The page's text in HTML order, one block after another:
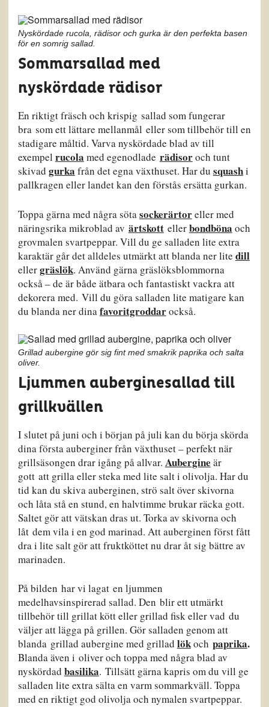
Nyskördade rucola, rädisor och gurka är den perfekta basen
för en somrig sallad.
Sommarsallad med
nyskördade rädisor
En riktigt fräsch och krispig sallad som fungerar
bra som ett lättare mellanmål eller som tillbehör till en
stadigare måltid. Varva nyskördade blad av till
exempel rucola med egenodlade rädisoroch tunt
skivad gurka från det egna växthuset. Har du squashi
pallkragen eller landet kan den förstås ersätta gurkan.
Toppa gärna med några sötasockerärtoreller med
näringsrika mikroblad av ärtskottellerbondböna och
grovmalen svartpeppar. Vill du ge salladen lite extra
karaktär går det alldeles utmärkt att blanda ner lite dill
ellergräslök. Använd gärna gräslöksblommorna
också – de är både ätbara och fantastiskt vackra att
dekorera med. Vill du göra salladen lite matigare kan
du blanda ner dinafavoritgroddarockså.
Grillad aubergine gör sig fint med smakrik paprika och salta
oliver.
Ljummen auberginesallad till
grillkvällen
I slutet på juni och i början på juli kan du börja skörda
dina första auberginer från växthuset – perfekt när
grillsäsongen drar igång på allvar. Aubergine är
gott att grilla eller steka med lite salt i olivolja. Har du
tid kan du skiva auberginen, strö salt över skivorna
och låta stå en stund, en halvtimme brukar räcka gott.
Saltet gör att vätskan dras ut. Torka av skivorna och
låt dem vila i en god marinad. Att auberginen först fått
dra i lite salt gör att fruktköttet nu drar åt sig bättre av
marinaden.
På bilden har vi lagat en ljummen
medelhavsinspirerad sallad. Den blir ett utmärkt
tillbehör till grillat kött eller grillad fisk eller vad du
väljer att lägga på grillen. Gör salladen genom att
blanda grillad aubergine med grillad lökoch paprika.
Blanda även i oliver och toppa med några blad av
nyskördad basilika. Tillsätt gärna kapris om du vill ge
salladen lite extra sälta en varm sommarkväll. Toppa
med en riktigt god olivolja och nymalen svartpeppar.